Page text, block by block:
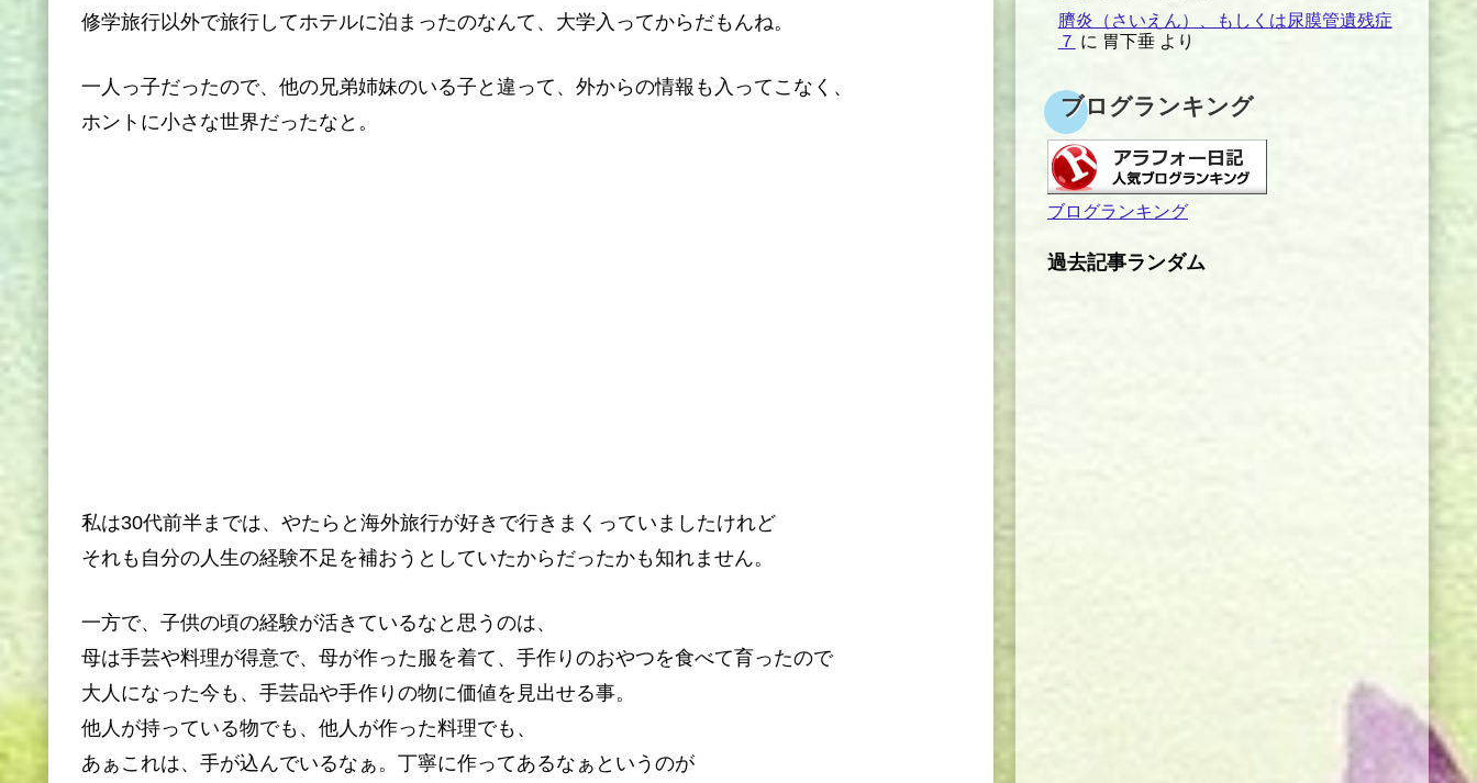
修学旅行以外で旅行してホテルに泊まったのなんて、大学入ってからだもんね。
一人っ子だったので、他の兄弟姉妹のいる子と違って、外からの情報も入ってこなく、
ホントに小さな世界だったなと。
私は30代前半までは、やたらと海外旅行が好きで行きまくっていましたけれど
それも自分の人生の経験不足を補おうとしていたからだったかも知れません。
一方で、子供の頃の経験が活きているなと思うのは、
母は手芸や料理が得意で、母が作った服を着て、手作りのおやつを食べて育ったので
大人になった今も、手芸品や手作りの物に価値を見出せる事。
他人が持っている物でも、他人が作った料理でも、
あぁこれは、手が込んでいるなぁ。丁寧に作ってあるなぁというのが
臍炎（さいえん）、もしくは尿膜管遺残症
７ に 胃下垂より
ブログランキング
ブログランキング
過去記事ランダム